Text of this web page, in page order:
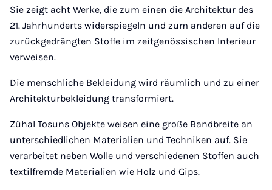
Sie zeigt acht Werke, die zum einen die Architektur des
21. Jahrhunderts widerspiegeln und zum anderen auf die
zurückgedrängten Stoffe im zeitgenössischen Interieur
verweisen.
Die menschliche Bekleidung wird räumlich und zu einer
Architekturbekleidung transformiert.
Zühal Tosuns Objekte weisen eine große Bandbreite an
unterschiedlichen Materialien und Techniken auf. Sie
verarbeitet neben Wolle und verschiedenen Stoffen auch
textilfremde Materialien wie Holz und Gips.